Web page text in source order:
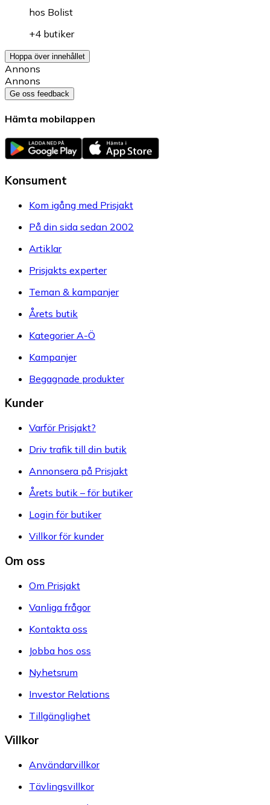
hos Bolist
+4 butiker
Hoppa över innehållet
Annons
Annons
Ge oss feedback
Hämta mobilappen
Konsument
Kom igång med Prisjakt
På din sida sedan 2002
Artiklar
Prisjakts experter
Teman & kampanjer
Årets butik
Kategorier A-Ö
Kampanjer
Begagnade produkter
Kunder
Varför Prisjakt?
Driv trafik till din butik
Annonsera på Prisjakt
Årets butik – för butiker
Login för butiker
Villkor för kunder
Om oss
Om Prisjakt
Vanliga frågor
Kontakta oss
Jobba hos oss
Nyhetsrum
Investor Relations
Tillgänglighet
Villkor
Användarvillkor
Tävlingsvillkor